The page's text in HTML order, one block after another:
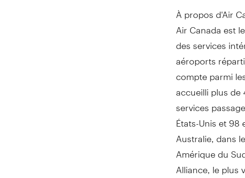
À propos d'Air
Air Canada est
des services
aéroports
compte parmi
accueilli plus
services
États-Unis et 98
Australie, dans
Amérique du
Alliance, le